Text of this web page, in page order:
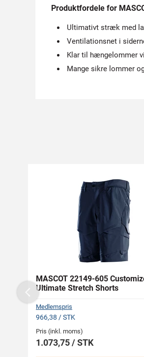
Produktfordele for
Ultimativt stræk med
Ventilationsnet i
Klar til hængelommer
Mange sikre lommer
MASCOT 22149-605
Ultimate Stretch Shorts
Medlemspris
966,38 / STK
Pris (inkl. moms)
1.073,75 / STK
Previous